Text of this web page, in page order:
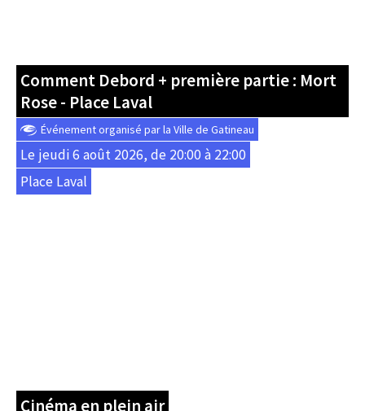
Comment Debord + première partie : Mort
Rose - Place Laval
Événement organisé par la Ville de Gatineau
Le jeudi 6 août 2026, de 20:00 à 22:00
Place Laval
Cinéma en plein air